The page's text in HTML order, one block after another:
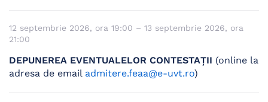
12 septembrie 2026, ora 19:00 – 13 septembrie 2026, ora
21:00
DEPUNEREA EVENTUALELOR CONTESTAŢII (online la
adresa de email admitere.feaa@e-uvt.ro)